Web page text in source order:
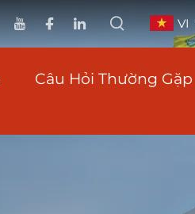
VI
Câu Hỏi Thường Gặp